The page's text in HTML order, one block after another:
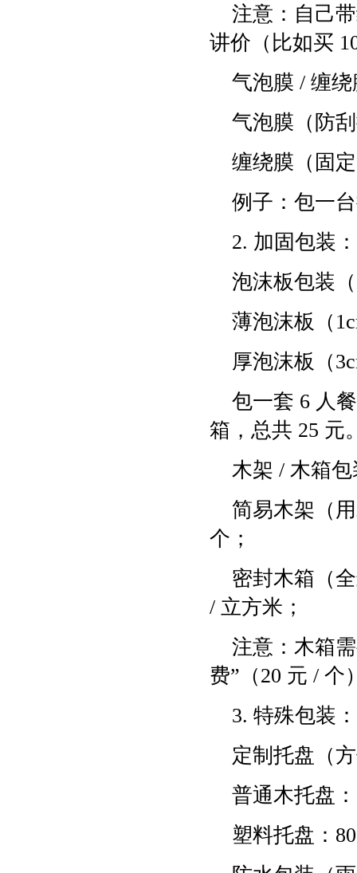
注意：自己
讲价（比如买
气泡膜 / 缠
气泡膜（防
缠绕膜（固
例子：包一
2. 加固包装
泡沫板包装
薄泡沫板（
厚泡沫板（
包一套 6 人
箱，总共 25 元
木架 / 木箱
简易木架（
个；
密封木箱（
/ 立方米；
注意：木箱
费”（20 元 / 个
3. 特殊包装
定制托盘（
普通木托盘
塑料托盘：